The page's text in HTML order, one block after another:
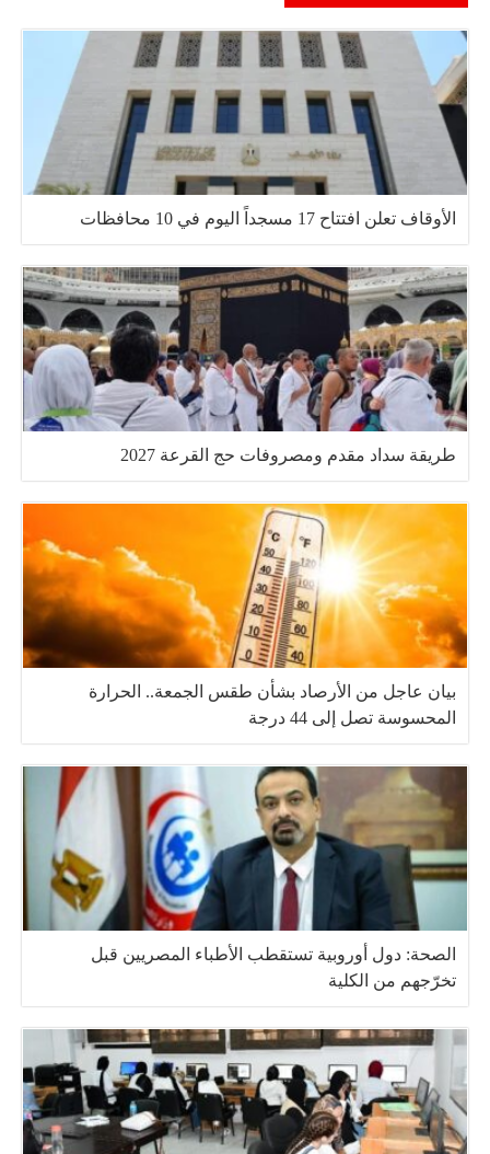
الأوقاف تعلن افتتاح 17 مسجداً اليوم في 10 محافظات
طريقة سداد مقدم ومصروفات حج القرعة 2027
بيان عاجل من الأرصاد بشأن طقس الجمعة.. الحرارة
المحسوسة تصل إلى 44 درجة
الصحة: دول أوروبية تستقطب الأطباء المصريين قبل
تخرّجهم من الكلية